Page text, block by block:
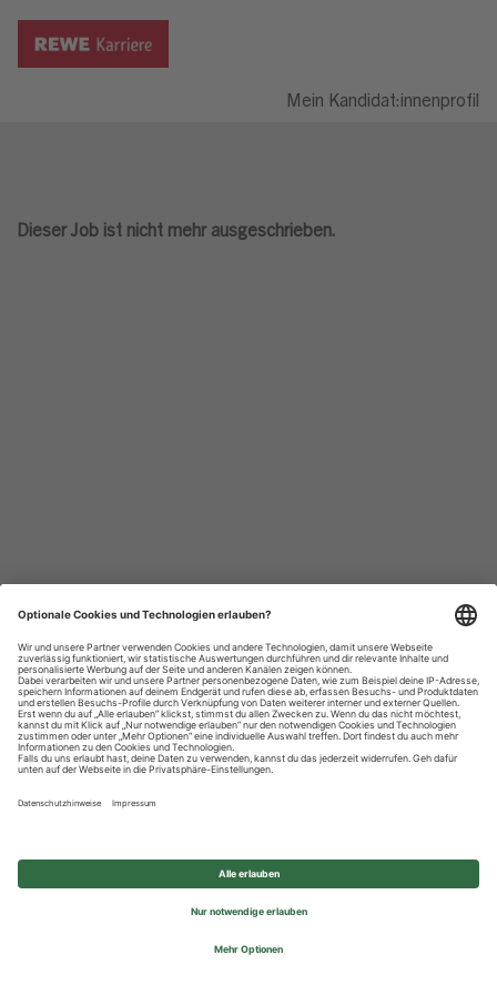
Mein Kandidat:innenprofil
Dieser Job ist nicht mehr ausgeschrieben.
Datenschutzhinweise
Impressum
Privatsphäre-Einstellungen
© 2026 REWE Group - All rights reserved